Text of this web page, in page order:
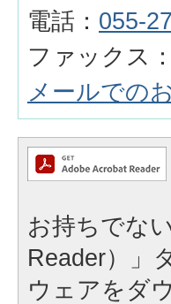
電話： 055-
ファックス
メールでの
お持ちでな
Reader）」
ウェアをダ